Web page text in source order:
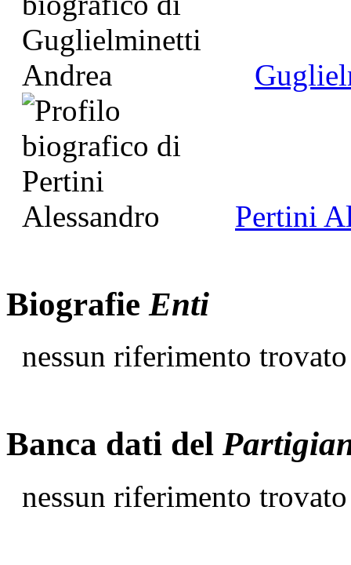
Pertini
Biografie Enti
nessun riferimento trovato
Banca dati del
nessun riferimento trovato